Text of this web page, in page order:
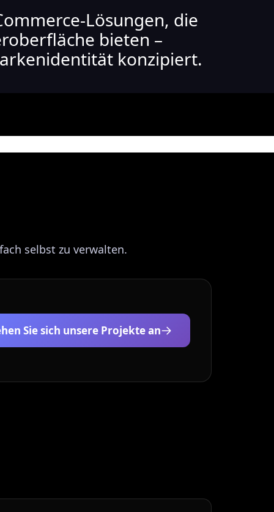
Lösungen, die
bieten –
konzipiert.
selbst zu verwalten.
Sie sich unsere Projekte an